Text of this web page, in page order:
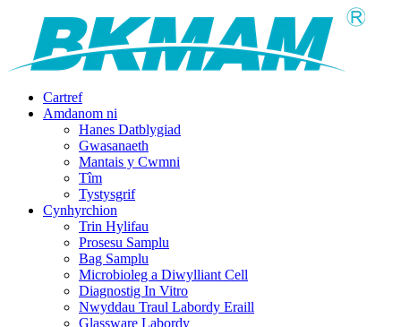
Cartref
Amdanom ni
Hanes Datblygiad
Gwasanaeth
Mantais y Cwmni
Tîm
Tystysgrif
Cynhyrchion
Trin Hylifau
Prosesu Samplu
Bag Samplu
Microbioleg a Diwylliant Cell
Diagnostig In Vitro
Nwyddau Traul Labordy Eraill
Glassware Labordy